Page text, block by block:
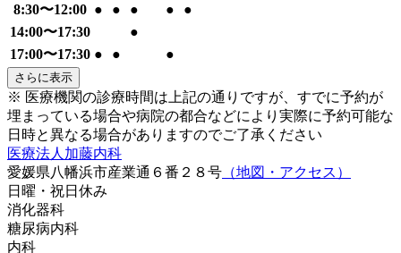
8:30〜12:00 ● ● ● ●
●
14:00〜17:30
●
17:00〜17:30 ● ● ●
さらに表示
※ 医療機関の診療時間は上記の通りですが、すでに予約が
埋まっている場合や病院の都合などにより実際に予約可能な
日時と異なる場合がありますのでご了承ください
医療法人加藤内科
愛媛県八幡浜市産業通６番２８号 （地図・アクセス）
日曜・祝日 休み
消化器科
糖尿病内科
内科